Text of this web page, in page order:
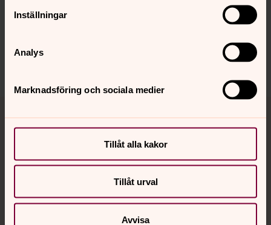
Inställningar
Analys
Marknadsföring och sociala medier
Tillåt alla kakor
Tillåt urval
Avvisa
Synpunkter eller frågor på sidans
innehåll?
Kontakt
Kalender